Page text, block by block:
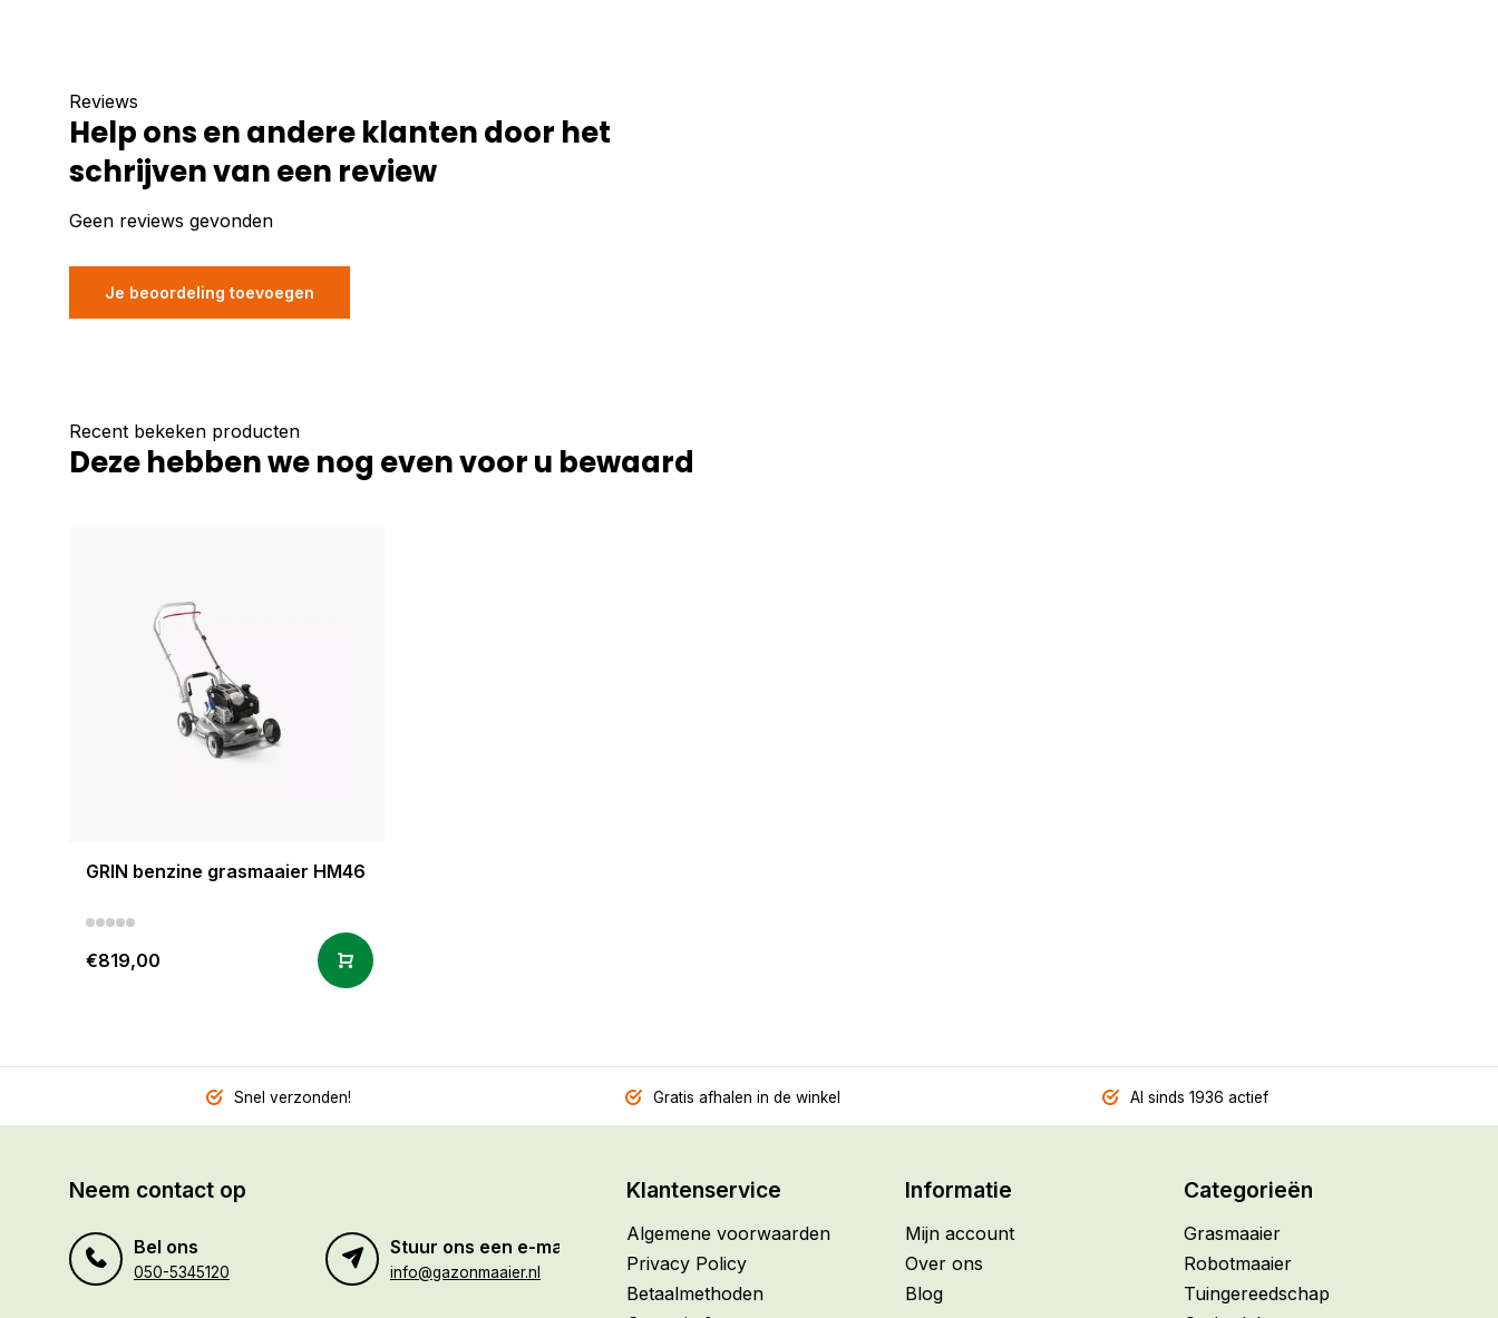
Reviews
Help ons en andere klanten door het
schrijven van een review
Geen reviews gevonden
Je beoordeling toevoegen
Recent bekeken producten
Deze hebben we nog even voor u bewaard
GRIN benzine grasmaaier HM46
€819,00
Snel verzonden! Gratis afhalen in de winkel Al sinds 1936 actief
Neem contact op
Bel ons
050-5345120
Stuur ons een e-mail
info@gazonmaaier.nl
Klantenservice
Algemene voorwaarden
Privacy Policy
Betaalmethoden
Informatie
Mijn account
Over ons
Blog
Categorieën
Grasmaaier
Robotmaaier
Tuingereedschap